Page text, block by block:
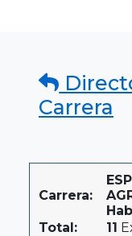
Carrera
Carrera:
Total:
11